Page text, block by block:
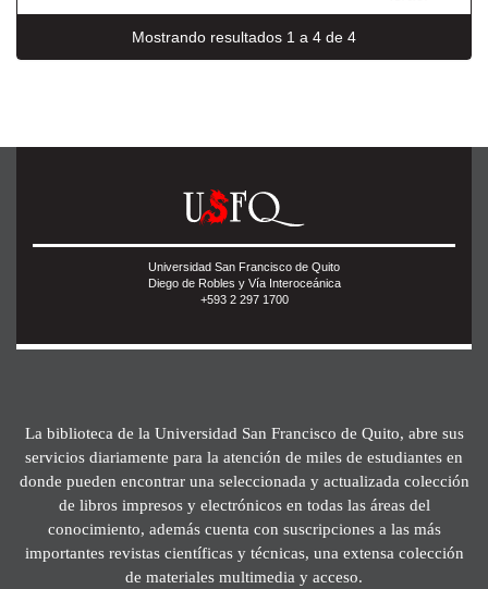
Mostrando resultados 1 a 4 de 4
Universidad San Francisco de Quito
Diego de Robles y Vía Interoceánica
+593 2 297 1700
La biblioteca de la Universidad San Francisco de Quito, abre sus
servicios diariamente para la atención de miles de estudiantes en
donde pueden encontrar una seleccionada y actualizada colección
de libros impresos y electrónicos en todas las áreas del
conocimiento, además cuenta con suscripciones a las más
importantes revistas científicas y técnicas, una extensa colección
de materiales multimedia y acceso.